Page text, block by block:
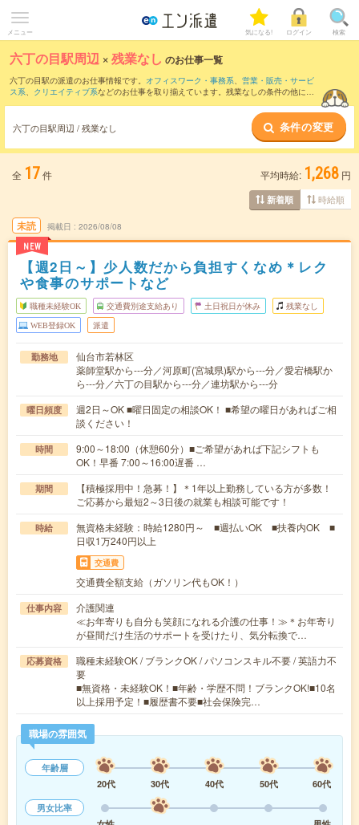
メニュー 気になる! ログイン 検索
六丁の目駅周辺 ×残業なし のお仕事一覧
六丁の目駅の派遣のお仕事情報です。 オフィスワーク・事務系、 営業・販売・サービ
ス系、 クリエイティブ系などのお仕事を取り揃えています。残業なしの条件の他に、
六丁の目駅周辺 / 残業なし 条件の変更
全 17件 平均時給: 1,268 円
新着順 時給順
未読
NEW
掲載日 2026/08/08
【週2日～】少人数だから負担すくなめ＊レク
や食事のサポートなど
職種未経験OK 交通費別途支給あり 土日祝日が休み 残業なし
WEB登録OK 派遣
勤務地
仙台市若林区
薬師堂駅から---分／河原町(宮城県)駅から---分／愛宕橋駅か
ら---分／六丁の目駅から---分／連坊駅から---分
曜日頻度
週2日～OK ■曜日固定の相談OK！ ■希望の曜日があればご相
談ください！
時間
9:00～18:00（休憩60分）■ご希望があれば下記シフトも
OK！早番 7:00～16:00遅番 …
期間
【積極採用中！急募！】＊1年以上勤務している方が多数！
ご応募から最短2～3日後の就業も相談可能です！
時給
無資格未経験：時給1280円～ ■週払いOK ■扶養内OK ■
日収1万240円以上
交通費
交通費全額支給（ガソリン代もOK！）
仕事内容
介護関連
≪お年寄りも自分も笑顔になれる介護の仕事！≫＊お年寄り
が昼間だけ生活のサポートを受けたり、気分転換で…
応募資格
職種未経験OK / ブランクOK / パソコンスキル不要 / 英語力不
要
■無資格・未経験OK！■年齢・学歴不問！ブランクOK!■10名
以上採用予定！■履歴書不要■社会保険完…
職場の雰囲気
年齢層
20代
30代 40代 50代
60代
男女比率